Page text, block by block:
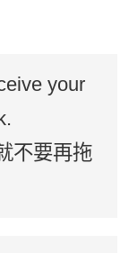
your
不要再拖